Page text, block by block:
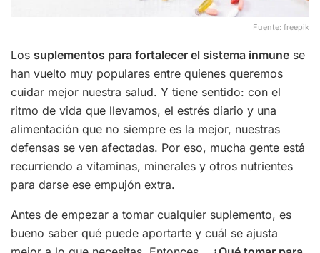
Fuente: freepik
Los suplementos para fortalecer el sistema inmune se
han vuelto muy populares entre quienes queremos
cuidar mejor nuestra salud. Y tiene sentido: con el
ritmo de vida que llevamos, el estrés diario y una
alimentación que no siempre es la mejor, nuestras
defensas se ven afectadas. Por eso, mucha gente está
recurriendo a vitaminas, minerales y otros nutrientes
para darse ese empujón extra.
Antes de empezar a tomar cualquier suplemento, es
bueno saber qué puede aportarte y cuál se ajusta